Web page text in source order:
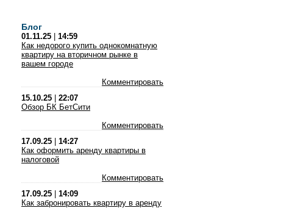
Блог
01.11.25
14:59
Как недорого купить однокомнатную
квартиру на вторичном рынке в
вашем городе
Комментировать
15.10.25
22:07
Обзор БК БетСити
Комментировать
17.09.25
14:27
Как оформить аренду квартиры в
налоговой
Комментировать
17.09.25
14:09
Как забронировать квартиру в аренду